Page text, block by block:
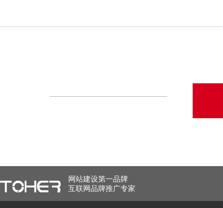
网站建设第一品牌
互联网品牌推广专家